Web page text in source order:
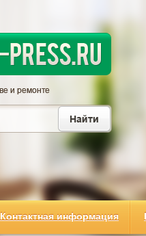
Контактная информация